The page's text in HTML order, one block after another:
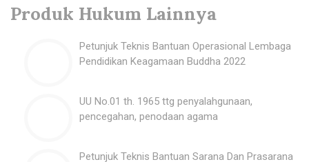
Produk Hukum Lainnya
Petunjuk Teknis Bantuan Operasional Lembaga
Pendidikan Keagamaan Buddha 2022
UU No.01 th. 1965 ttg penyalahgunaan,
pencegahan, penodaan agama
Petunjuk Teknis Bantuan Sarana Dan Prasarana